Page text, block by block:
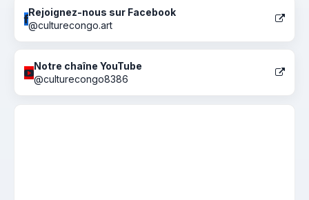
Rejoignez-nous sur Facebook
@culturecongo.art
Notre chaîne YouTube
@culturecongo8386